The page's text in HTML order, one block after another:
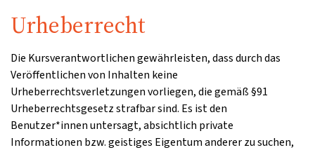
Urheberrecht
Die Kursverantwortlichen gewährleisten, dass durch das
Veröffentlichen von Inhalten keine
Urheberrechtsverletzungen vorliegen, die gemäß §91
Urheberrechtsgesetz strafbar sind. Es ist den
Benutzer*innen untersagt, absichtlich private
Informationen bzw. geistiges Eigentum anderer zu suchen,